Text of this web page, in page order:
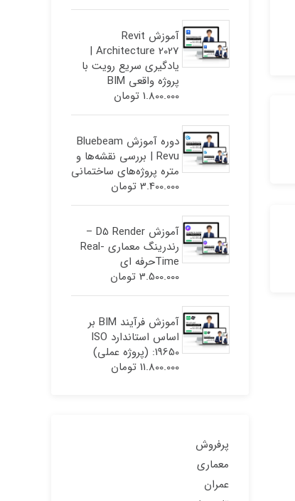
آموزش Revit
Architecture 2027 |
یادگیری سریع رویت با
پروژه واقعی BIM
1.800.000 تومان
دوره آموزش Bluebeam
Revu | بررسی نقشه‌ها و
متره پروژه‌های ساختمانی
3.400.000 تومان
آموزش D5 Render –
رندرینگ معماری Real-
Timeحرفه ای
3.500.000 تومان
آموزش فرآیند BIM بر
اساس استاندارد ISO
19650: (پروژه عملی)
11.800.000 تومان
پرفروش
معماری
عمران